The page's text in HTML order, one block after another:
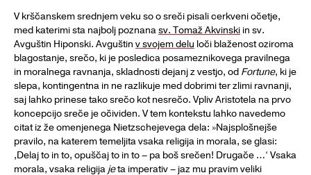
V krščanskem srednjem veku so o sreči pisali cerkveni očetje,
med katerimi sta najbolj poznanasv. Tomaž Akvinski in sv.
Avguštin Hiponski. Avguštin v svojem delu loči blaženost oziroma
blagostanje, srečo, ki je posledica posameznikovega pravilnega
in moralnega ravnanja, skladnosti dejanj z vestjo, od Fortune, ki je
slepa, kontingentna in ne razlikuje med dobrimi ter zlimi ravnanji,
saj lahko prinese tako srečo kot nesrečo. Vpliv Aristotela na prvo
koncepcijo sreče je očividen. V tem kontekstu lahko navedemo
citat iz že omenjenega Nietzschejevega dela: »Najsplošnejše
pravilo, na katerem temeljita vsaka religija in morala, se glasi:
‚Delaj to in to, opuščaj to in to – pa boš srečen! Drugače …‘ Vsaka
morala, vsaka religija jeta imperativ – jaz mu pravim veliki